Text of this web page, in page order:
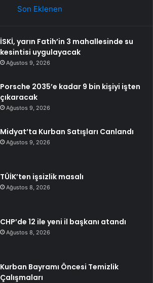
Son Eklenen
İSKİ, yarın Fatih’in 3 mahallesinde su
kesintisi uygulayacak
Ağustos 9, 2026
Porsche 2035’e kadar 9 bin kişiyi işten
çıkaracak
Ağustos 9, 2026
Midyat’ta Kurban Satışları Canlandı
Ağustos 9, 2026
TÜİK’ten işsizlik masalı
Ağustos 8, 2026
CHP’de 12 ile yeni il başkanı atandı
Ağustos 8, 2026
Kurban Bayramı Öncesi Temizlik
Çalışmaları